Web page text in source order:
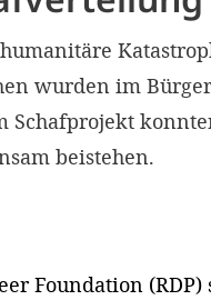
wurden im
Schafprojekt
beistehen.
Foundation